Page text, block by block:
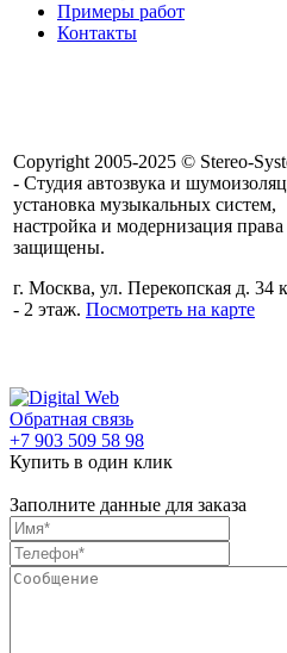
Примеры работ
Контакты
Copyright 2005-2025 © Stereo-
- Студия автозвука и
установка музыкальных систем,
настройка и модернизация права
защищены.
г. Москва, ул. Перекопская д. 34
- 2 этаж. Посмотреть на карте
Обратная связь
+7 903 509 58 98
Купить в один клик
Заполните данные для заказа